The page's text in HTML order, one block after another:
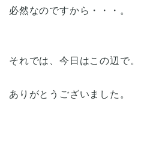
必然なのですから・・・。
それでは、今日はこの辺で。
ありがとうございました。